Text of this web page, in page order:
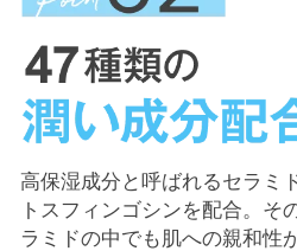
高保湿成分と呼ばれるセラミ
トスフィンゴシンを配合。そ
ラミドの中でも肌への親和性